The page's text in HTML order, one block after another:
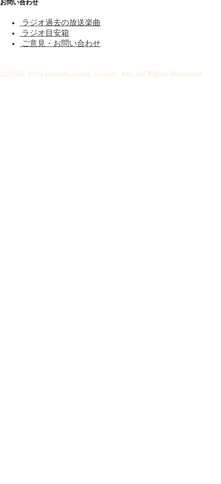
お問い合わせ
ラジオ過去の放送楽曲
ラジオ目安箱
ご意見・お問い合わせ
©2026 Oita Broadcasting System, Inc. All Rights Reserved.